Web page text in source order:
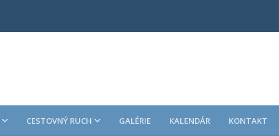
CESTOVNÝ RUCH GALÉRIE KALENDÁR KONTAKT